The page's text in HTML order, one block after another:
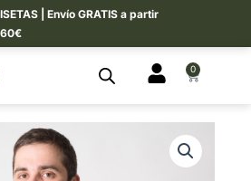
| Envío GRATIS a partir
0
CART